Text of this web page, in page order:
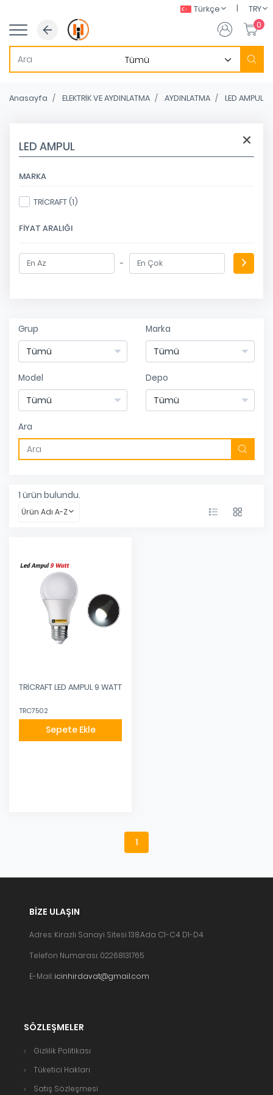
Türkçe |
TRY
0
Anasayfa ELEKTRİK VE AYDINLATMA AYDINLATMA LED AMPUL
LED AMPUL
MARKA
TRİCRAFT (1)
FIYAT ARALIĞI
-
Grup Marka
Model Depo
Ara
1 ürün bulundu.
Ürün Adı A-Z
TRİCRAFT LED AMPUL 9 WATT
TRC7502
Sepete Ekle
1
BIZE ULAŞIN
Adres: Kirazlı Sanayi Sitesi 138.Ada C1-C4 D1-D4
Telefon Numarası: 02268131765
E-Mail: icinhirdavat@gmail.com
SÖZLEŞMELER
Gizlilik Politikası
Tüketici Hakları
Satış Sözleşmesi